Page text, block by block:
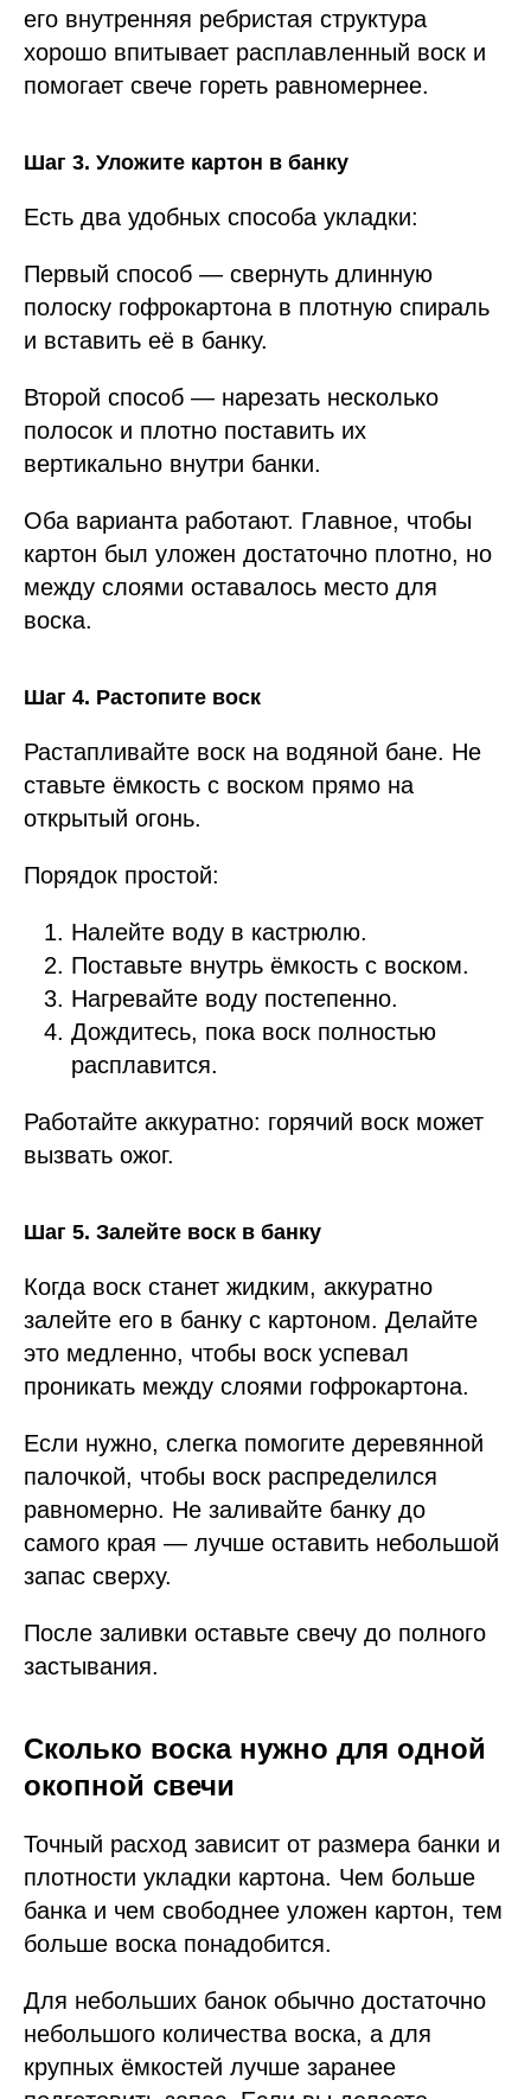
его внутренняя ребристая структура
хорошо впитывает расплавленный воск и
помогает свече гореть равномернее.
Шаг 3. Уложите картон в банку
Есть два удобных способа укладки:
Первый способ — свернуть длинную
полоску гофрокартона в плотную спираль
и вставить её в банку.
Второй способ — нарезать несколько
полосок и плотно поставить их
вертикально внутри банки.
Оба варианта работают. Главное, чтобы
картон был уложен достаточно плотно, но
между слоями оставалось место для
воска.
Шаг 4. Растопите воск
Растапливайте воск на водяной бане. Не
ставьте ёмкость с воском прямо на
открытый огонь.
Порядок простой:
Налейте воду в кастрюлю.
Поставьте внутрь ёмкость с воском.
Нагревайте воду постепенно.
Дождитесь, пока воск полностью
расплавится.
Работайте аккуратно: горячий воск может
вызвать ожог.
Шаг 5. Залейте воск в банку
Когда воск станет жидким, аккуратно
залейте его в банку с картоном. Делайте
это медленно, чтобы воск успевал
проникать между слоями гофрокартона.
Если нужно, слегка помогите деревянной
палочкой, чтобы воск распределился
равномерно. Не заливайте банку до
самого края — лучше оставить небольшой
запас сверху.
После заливки оставьте свечу до полного
застывания.
Сколько воска нужно для одной
окопной свечи
Точный расход зависит от размера банки и
плотности укладки картона. Чем больше
банка и чем свободнее уложен картон, тем
больше воска понадобится.
Для небольших банок обычно достаточно
небольшого количества воска, а для
крупных ёмкостей лучше заранее